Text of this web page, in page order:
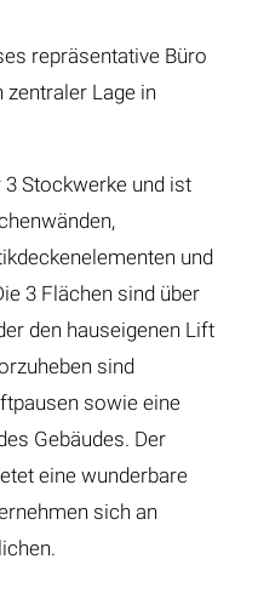
repräsentative Büro
zentraler Lage in
Stockwerke und ist
und
3 Flächen sind über
den hauseigenen Lift
sind
sowie eine
Gebäudes. Der
eine wunderbare
sich an